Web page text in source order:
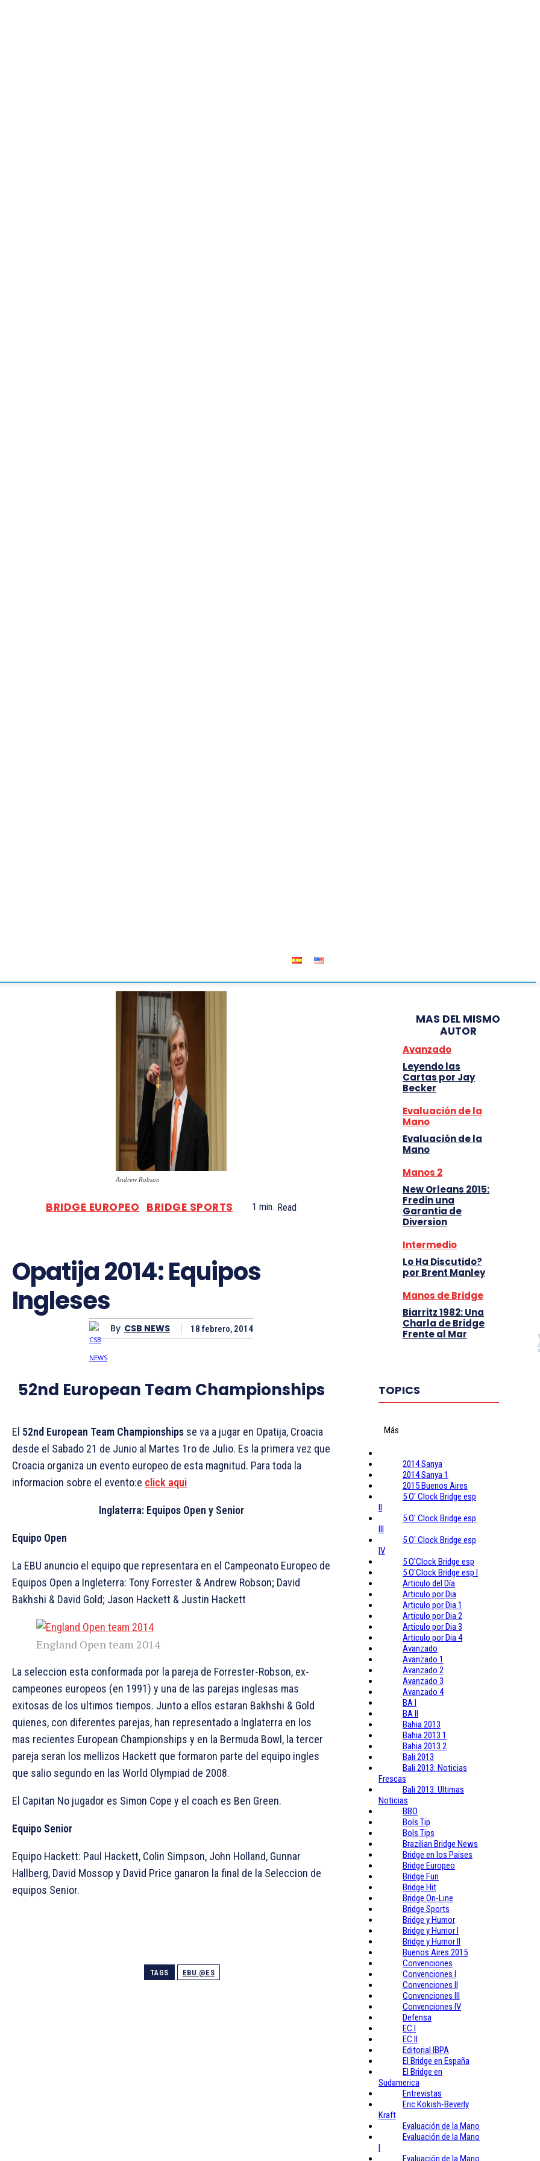
Andrew Robson
BRIDGE EUROPEO BRIDGE SPORTS 1 min. Read
Opatija 2014: Equipos
Ingleses
By CSB NEWS 18 febrero, 2014
52nd European Team Championships
El 52nd European Team Championships se va a jugar en Opatija, Croacia
desde el Sabado 21 de Junio al Martes 1ro de Julio. Es la primera vez que
Croacia organiza un evento europeo de esta magnitud. Para toda la
informacion sobre el evento:e click aqui
Inglaterra: Equipos Open y Senior
Equipo Open
La EBU anuncio el equipo que representara en el Campeonato Europeo de
Equipos Open a Ingleterra: Tony Forrester & Andrew Robson; David
Bakhshi & David Gold; Jason Hackett & Justin Hackett
England Open team 2014
La seleccion esta conformada por la pareja de Forrester-Robson, ex-
campeones europeos (en 1991) y una de las parejas inglesas mas
exitosas de los ultimos tiempos. Junto a ellos estaran Bakhshi & Gold
quienes, con diferentes parejas, han representado a Inglaterra en los
mas recientes European Championships y en la Bermuda Bowl, la tercer
pareja seran los mellizos Hackett que formaron parte del equipo ingles
que salio segundo en las World Olympiad de 2008.
El Capitan No jugador es Simon Cope y el coach es Ben Green.
Equipo Senior
Equipo Hackett: Paul Hackett, Colin Simpson, John Holland, Gunnar
Hallberg, David Mossop y David Price ganaron la final de la Seleccion de
equipos Senior.
TAGS EBU @ES
MAS DEL MISMO
AUTOR
Avanzado
Leyendo las
Cartas por Jay
Becker
Evaluación de la
Mano
Evaluación de la
Mano
Manos 2
New Orleans 2015:
Fredin una
Garantia de
Diversion
Intermedio
Lo Ha Discutido?
por Brent Manley
Manos de Bridge
Biarritz 1982: Una
Charla de Bridge
Frente al Mar
TOPICS
Más
2014 Sanya
2014 Sanya 1
2015 Buenos Aires
5 O' Clock Bridge esp
II
5 O' Clock Bridge esp
III
5 O' Clock Bridge esp
IV
5 O'Clock Bridge esp
5 O'Clock Bridge esp I
Articulo del Día
Articulo por Dia
Articulo por Dia 1
Articulo por Dia 2
Articulo por Dia 3
Articulo por Dia 4
Avanzado
Avanzado 1
Avanzado 2
Avanzado 3
Avanzado 4
BA I
BA II
Bahia 2013
Bahia 2013 1
Bahia 2013 2
Bali 2013
Bali 2013: Noticias
Frescas
Bali 2013: Ultimas
Noticias
BBO
Bols Tip
Bols Tips
Brazilian Bridge News
Bridge en los Paises
Bridge Europeo
Bridge Fun
Bridge Hit
Bridge On-Line
Bridge Sports
Bridge y Humor
Bridge y Humor I
Bridge y Humor II
Buenos Aires 2015
Convenciones
Convenciones I
Convenciones II
Convenciones III
Convenciones IV
Defensa
EC I
EC II
Editorial IBPA
El Bridge en España
El Bridge en
Sudamerica
Entrevistas
Eric Kokish-Beverly
Kraft
Evaluación de la Mano
Evaluación de la Mano
I
Evaluación de la Mano